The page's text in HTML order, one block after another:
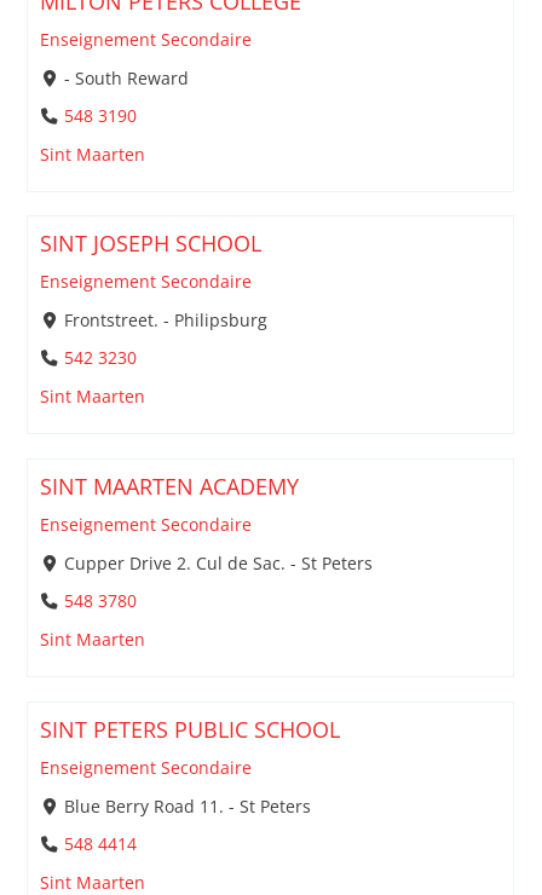
Enseignement Secondaire
- South Reward
548 3190
Sint Maarten
SINT JOSEPH SCHOOL
Enseignement Secondaire
Frontstreet. - Philipsburg
542 3230
Sint Maarten
SINT MAARTEN ACADEMY
Enseignement Secondaire
Cupper Drive 2. Cul de Sac. - St Peters
548 3780
Sint Maarten
SINT PETERS PUBLIC SCHOOL
Enseignement Secondaire
Blue Berry Road 11. - St Peters
548 4414
Sint Maarten